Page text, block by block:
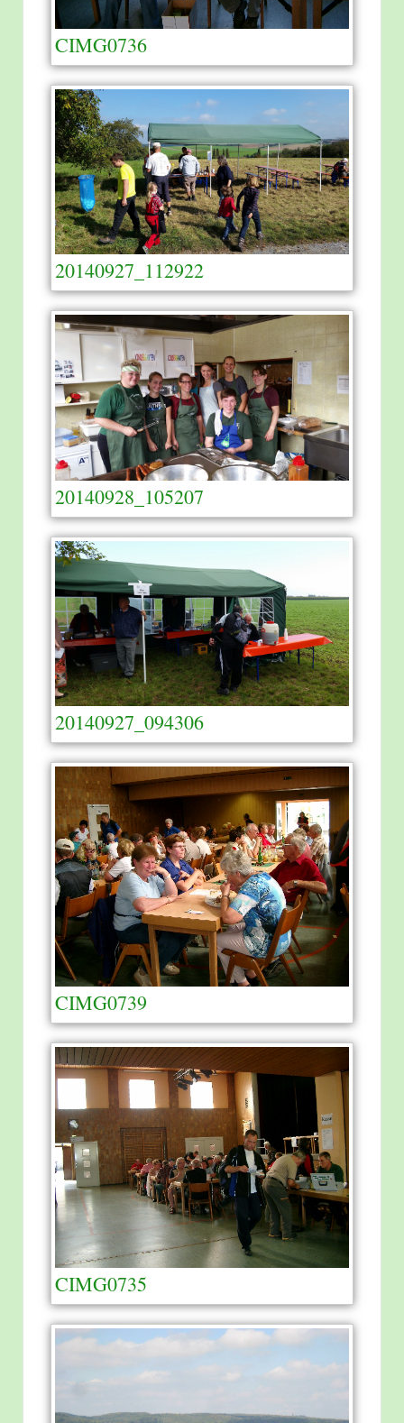
CIMG0736
20140927_112922
20140928_105207
20140927_094306
CIMG0739
CIMG0735